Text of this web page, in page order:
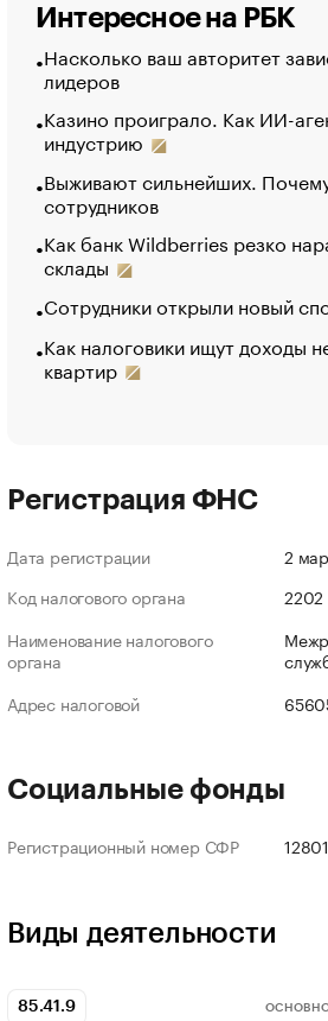
Интересное на РБК
Насколько ваш авторитет
лидеров
Казино проиграло. Как ИИ-
индустрию
Выживают сильнейших.
сотрудников
Как банк Wildberries резко
склады
Сотрудники открыли новый
Как налоговики ищут доходы
квартир
Регистрация ФНС
Дата регистрации
2
Код налогового органа
2202
Наименование налогового
органа
Адрес налоговой
Социальные фонды
Регистрационный номер СФР
Виды деятельности
85.41.9